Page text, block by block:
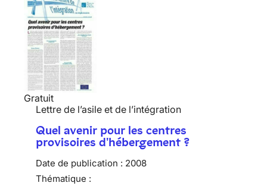
Gratuit
Lettre de l’asile et de l’intégration
Quel avenir pour les centres
provisoires d'hébergement ?
Date de publication : 2008
Thématique :